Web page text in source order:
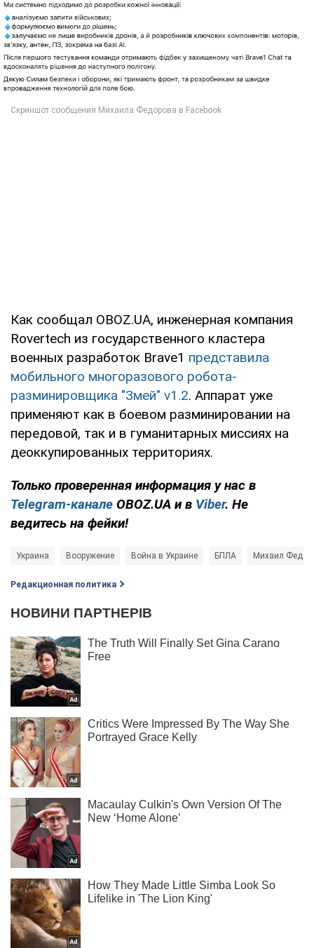
Как сообщал OBOZ.UA, инженерная компания
Rovertech из государственного кластера
военных разработок Brave1 представила
мобильного многоразового робота-
разминировщика "Змей" v1.2. Аппарат уже
применяют как в боевом разминировании на
передовой, так и в гуманитарных миссиях на
деоккупированных территориях.
Только проверенная информация у нас в
Telegram-канале OBOZ.UA и в Viber. Не
ведитесь на фейки!
Украина Вооружение Война в Украине БПЛА Михаил
Редакционная политика